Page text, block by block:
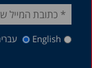
English